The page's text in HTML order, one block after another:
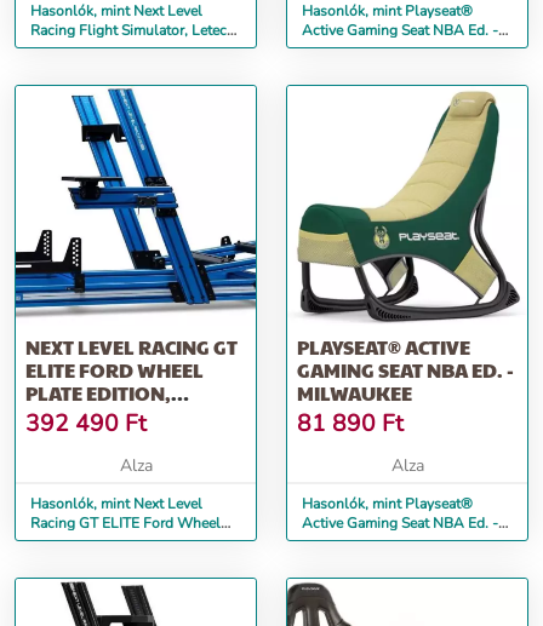
Hasonlók, mint Next Level
Racing Flight Simulator, Letecký
kokpit
Hasonlók, mint Playseat®
Active Gaming Seat NBA Ed. -
Golden State
NEXT LEVEL RACING GT
ELITE FORD WHEEL
PLATE EDITION,
ZÁVODNÍ KOKPIT
FORD GT EDICE
392 490 Ft
Alza
Hasonlók, mint Next Level
Racing GT ELITE Ford Wheel
Plate Edition, závodní kokpit
PLAYSEAT® ACTIVE
GAMING SEAT NBA ED. -
MILWAUKEE
81 890 Ft
Alza
Hasonlók, mint Playseat®
Active Gaming Seat NBA Ed. -
Milwaukee